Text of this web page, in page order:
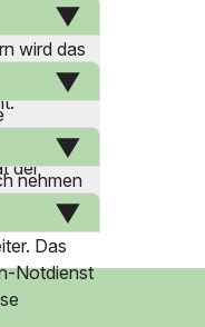
wird das
der
nehmen
Das
Notdienst